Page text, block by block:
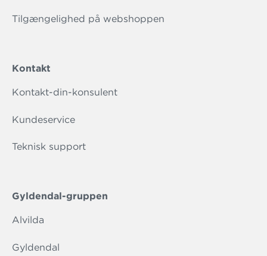
Tilgængelighed på webshoppen
Kontakt
Kontakt-din-konsulent
Kundeservice
Teknisk support
Gyldendal-gruppen
Alvilda
Gyldendal